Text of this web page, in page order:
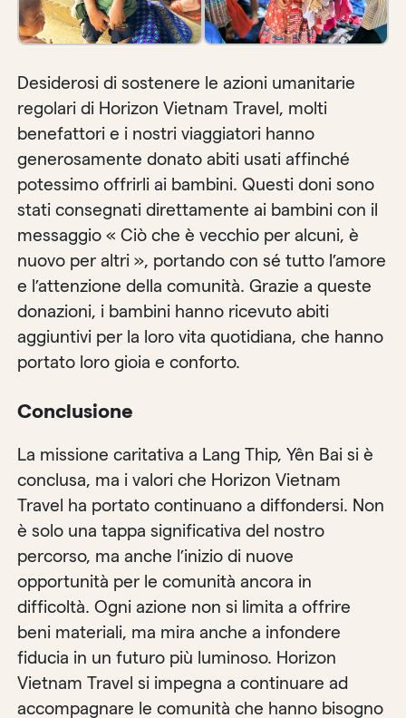
Desiderosi di sostenere le azioni umanitarie
regolari di Horizon Vietnam Travel, molti
benefattori e i nostri viaggiatori hanno
generosamente donato abiti usati affinché
potessimo offrirli ai bambini. Questi doni sono
stati consegnati direttamente ai bambini con il
messaggio « Ciò che è vecchio per alcuni, è
nuovo per altri », portando con sé tutto l’amore
e l’attenzione della comunità. Grazie a queste
donazioni, i bambini hanno ricevuto abiti
aggiuntivi per la loro vita quotidiana, che hanno
portato loro gioia e conforto.
Conclusione
La missione caritativa a Lang Thip, Yên Bai si è
conclusa, ma i valori che Horizon Vietnam
Travel ha portato continuano a diffondersi. Non
è solo una tappa significativa del nostro
percorso, ma anche l’inizio di nuove
opportunità per le comunità ancora in
difficoltà. Ogni azione non si limita a offrire
beni materiali, ma mira anche a infondere
fiducia in un futuro più luminoso. Horizon
Vietnam Travel si impegna a continuare ad
accompagnare le comunità che hanno bisogno